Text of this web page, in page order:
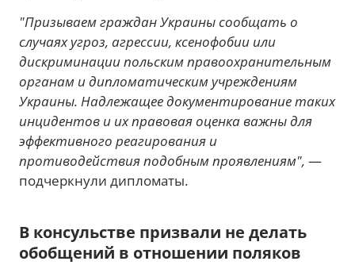
"Призываем граждан Украины сообщать о
случаях угроз, агрессии, ксенофобии или
дискриминации польским правоохранительным
органам и дипломатическим учреждениям
Украины. Надлежащее документирование таких
инцидентов и их правовая оценка важны для
эффективного реагирования и
противодействия подобным проявлениям", —
подчеркнули дипломаты.
В консульстве призвали не делать
обобщений в отношении поляков